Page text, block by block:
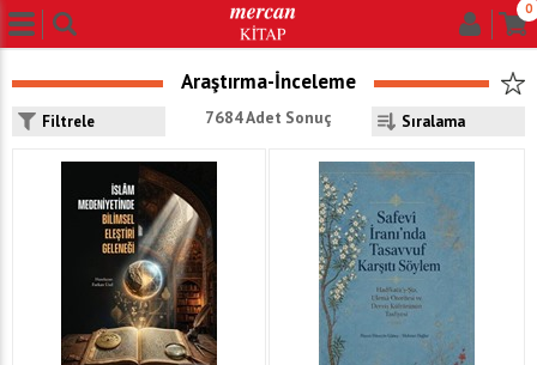
0
Araştırma-İnceleme
Filtrele 7684 Adet Sonuç